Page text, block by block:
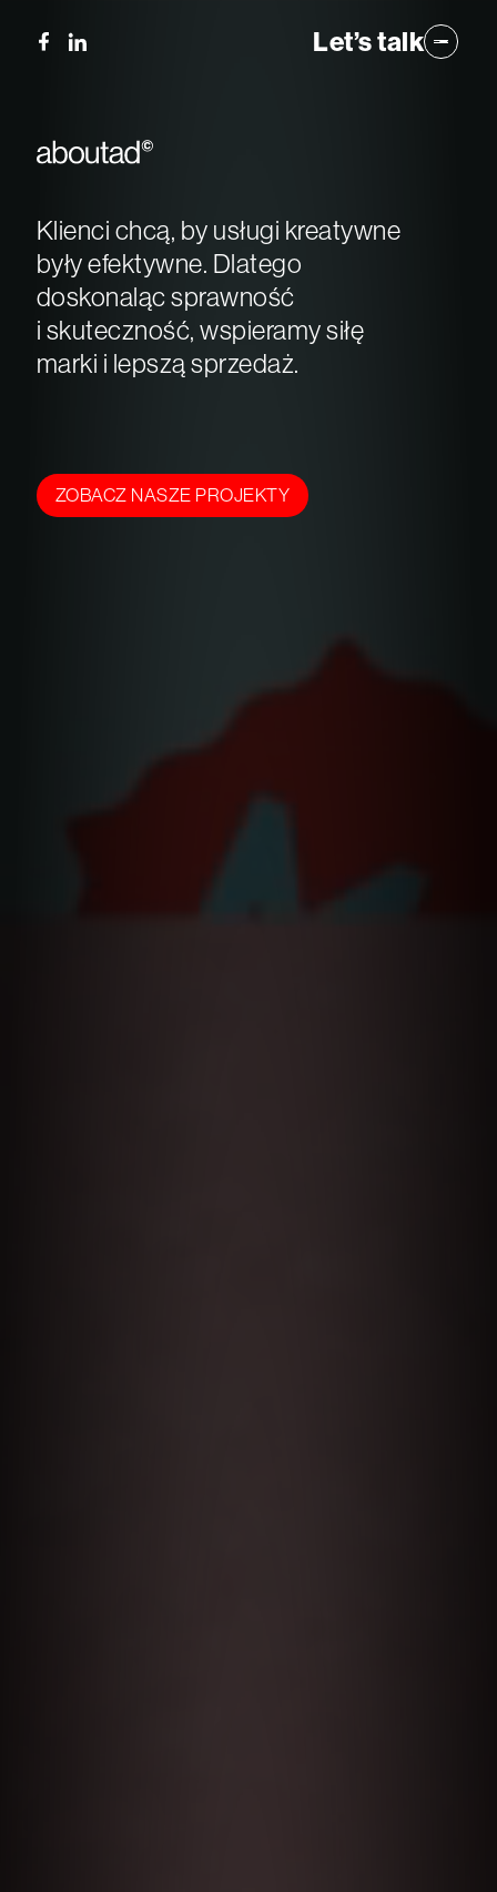
Let’s talk
Kompetencje
Zespół
Kariera
Kontakt
Klienci chcą, by usługi kreatywne
były efektywne. Dlatego
doskonaląc sprawność
i skuteczność, wspieramy siłę
marki i lepszą sprzedaż.
ZOBACZ NASZE PROJEKTY
KONTAKTOWY